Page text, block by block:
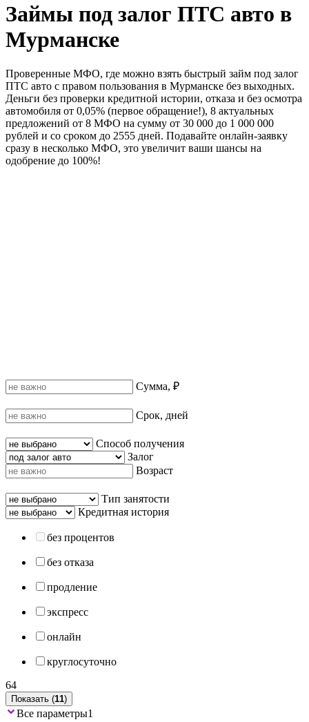
Займы под залог ПТС авто в
Мурманске
Проверенные МФО, где можно взять быстрый займ под залог
ПТС авто с правом пользования в Мурманске без выходных.
Деньги без проверки кредитной истории, отказа и без осмотра
автомобиля от 0,05% (первое обращение!), 8 актуальных
предложений от 8 МФО на сумму от 30 000 до 1 000 000
рублей и со сроком до 2555 дней. Подавайте онлайн-заявку
сразу в несколько МФО, это увеличит ваши шансы на
одобрение до 100%!
Сумма, ₽
Срок, дней
Способ получения
Залог
Возраст
Тип занятости
Кредитная история
без процентов
без отказа
продление
экспресс
онлайн
круглосуточно
64
Показать (11)
Все параметры1